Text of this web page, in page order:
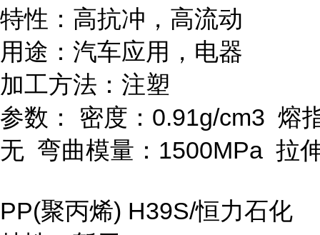
特性：高抗冲，高流动
用途：汽车应用，电器
加工方法：注塑
参数：
密度： 0.91g/cm3 熔
无 弯曲模量： 1500MPa 拉
PP(聚丙烯) H39S/恒力石化